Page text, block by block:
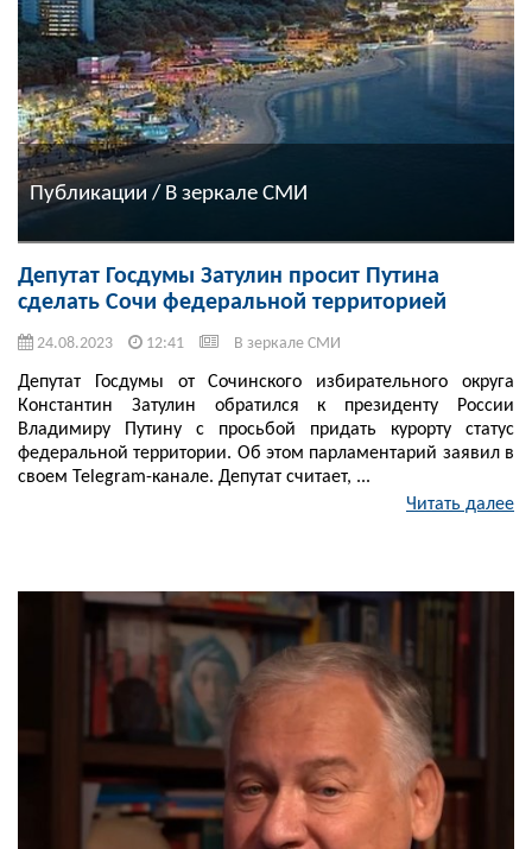
Публикации / В зеркале СМИ
Депутат Госдумы Затулин просит Путина
сделать Сочи федеральной территорией
24.08.2023 12:41 В зеркале СМИ
Депутат Госдумы от Сочинского избирательного округа
Константин Затулин обратился к президенту России
Владимиру Путину с просьбой придать курорту статус
федеральной территории. Об этом парламентарий заявил в
своем Telegram-канале. Депутат считает, ...
Читать далее